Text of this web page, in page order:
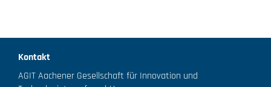
Kontakt
AGIT Aachener Gesellschaft für Innovation und